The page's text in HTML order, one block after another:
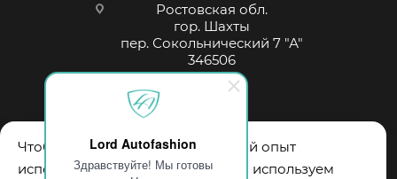
Lord Autofashion
Здравствуйте! Мы готовы
Ростовская обл.
гор. Шахты
пер. Сокольнический 7 "А"
346506
Чтобы обеспечить вам наилучший опыт
использования нашего сайта, мы используем